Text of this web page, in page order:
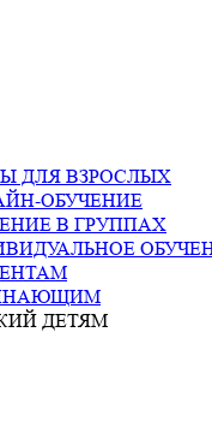
ДЛЯ ВЗРОСЛЫХ
ОБУЧЕНИЕ
В ГРУППАХ
ДЕТЯМ